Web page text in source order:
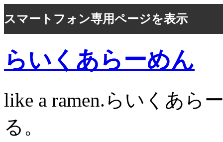
スマートフォン専用ページを表示
らいくあらーめん
like a ramen.らいくあら
る。